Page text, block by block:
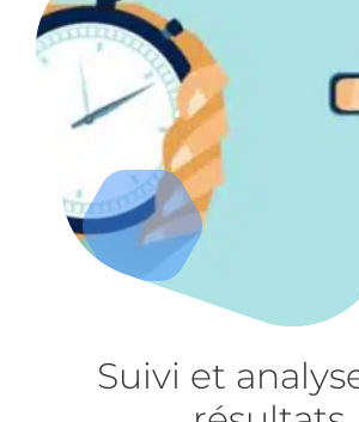
Suivi et